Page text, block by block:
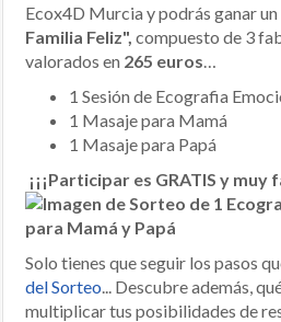
Ecox4D Murcia y podrás ganar
Familia Feliz", compuesto de 3
valorados en 265 euros…
1 Sesión de Ecografia
1 Masaje para Mamá
1 Masaje para Papá
¡¡¡Participar es GRATIS y
Solo tienes que seguir los pasos
del Sorteo... Descubre además,
multiplicar tus posibilidades de